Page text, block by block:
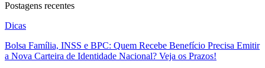
Postagens recentes
Dicas
Bolsa Família, INSS e BPC: Quem Recebe Benefício Precisa Emitir
a Nova Carteira de Identidade Nacional? Veja os Prazos!